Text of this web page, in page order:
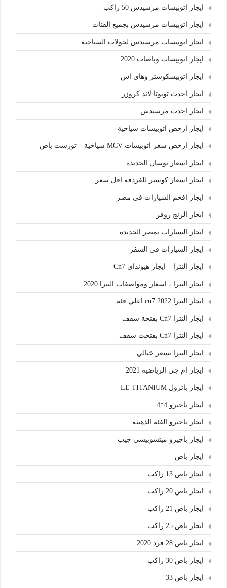
ايجار اتوبيسات مرسيدس 50 راكب
ايجار اتوبيسات مرسيدس بجميع الفئات
ايجار اتوبيسات مرسيدس لجولات السياحية
ايجار اتوبيسات وباصات 2020
ايجار اتوبيسكوستر وهاي اس
ايجار احدث تويوتا لاند كروزر
ايجار احدث مرسيدس
ايجار ارخص اتوبيسات سياحية
ايجار ارخص سعر اتوبيسات MCV سياحية – تورست باص
ايجار اسعار توسان الجديدة
ايجار اسعار كوستر للغردقة اقل سعر
ايجار افخم السيارات في مصر
ايجار الرنج روفر
ايجار السيارات بمصر الجديدة
ايجار السيارات في السفر
ايجار النترا – ايجار هيونداي Cn7
ايجار النترا ، اسعار ومواصفات النترا 2020
ايجار النترا cn7 2022 اعلي فئه
ايجار النترا Cn7 بفتحة سقف
ايجار النترا Cn7 بفتحت سقف
ايجار النترا بسعر خيالي
ايجار ام جي الرياضيه 2021
ايجار باترول LE TITANIUM
ايجار باجيرو 4*4
ايجار باجيرو الفئة الذهبية
ايجار باجيرو ميتسوبيشي جيب
ايجار باص
ايجار باص 13 راكب
ايجار باص 20 راكب
ايجار باص 21 راكب
ايجار باص 25 راكب
ايجار باص 28 فرد 2020
ايجار باص 30 راكب
ايجار باص 33